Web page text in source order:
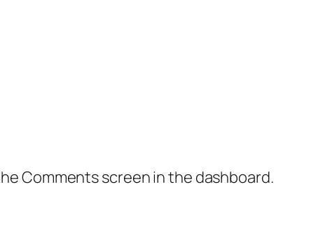
Comments screen in the dashboard.